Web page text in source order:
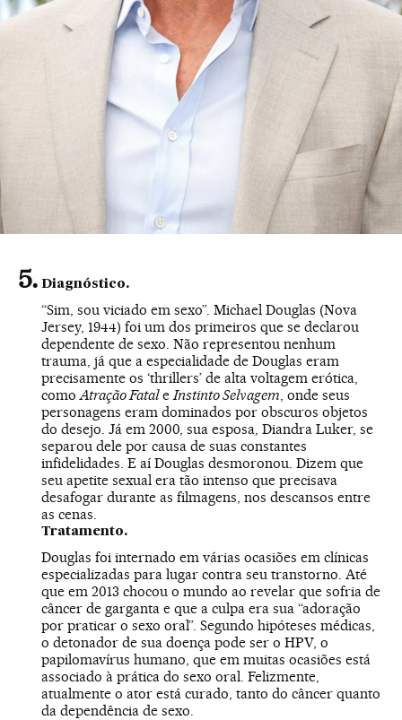
Diagnóstico.
“Sim, sou viciado em sexo”. Michael Douglas (Nova
Jersey, 1944) foi um dos primeiros que se declarou
dependente de sexo. Não representou nenhum
trauma, já que a especialidade de Douglas eram
precisamente os ‘thrillers’ de alta voltagem erótica,
como Atração Fatale Instinto Selvagem , onde seus
personagens eram dominados por obscuros objetos
do desejo. Já em 2000, sua esposa, Diandra Luker, se
separou dele por causa de suas constantes
infidelidades. E aí Douglas desmoronou. Dizem que
seu apetite sexual era tão intenso que precisava
desafogar durante as filmagens, nos descansos entre
as cenas.
Tratamento.
Douglas foi internado em várias ocasiões em clínicas
especializadas para lugar contra seu transtorno. Até
que em 2013 chocou o mundo ao revelar que sofria de
câncer de garganta e que a culpa era sua “adoração
por praticar o sexo oral”. Segundo hipóteses médicas,
o detonador de sua doença pode ser o HPV, o
papilomavírus humano, que em muitas ocasiões está
associado à prática do sexo oral. Felizmente,
atualmente o ator está curado, tanto do câncer quanto
da dependência de sexo.